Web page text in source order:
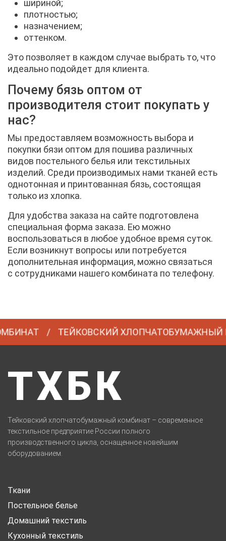
шириной;
плотностью;
назначением;
оттенком.
Это позволяет в каждом случае выбрать то, что
идеально подойдет для клиента.
Почему бязь оптом от
производителя стоит покупать у
нас?
Мы предоставляем возможность выбора и
покупки бязи оптом для пошива различных
видов постельного белья или текстильных
изделий. Среди производимых нами тканей есть
однотонная и принтованная бязь, состоящая
только из хлопка.
Для удобства заказа на сайте подготовлена
специальная форма заказа. Ею можно
воспользоваться в любое удобное время суток.
Если возникнут вопросы или потребуется
дополнительная информация, можно связаться
с сотрудниками нашего комбината по телефону.
ТЕЙКОВСКИЙ ХЛОПЧАТОБУМАЖНЫЙ
ТХБК
Тейковский хлопчатобумажный комбинат – современное
текстильное предприятие России полного
производственного цикла, оснащенное новейшим
оборудованием.
Ткани
Постельное белье
Домашний текстиль
Кухонный текстиль